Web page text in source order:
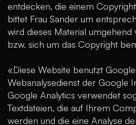
entdecken, die einem
bittet Frau Sander um
wird dieses Material
bzw. sich um das Copyright
«Diese Website benutzt
Webanalysedienst der Google
Google Analytics verwendet
Textdateien, die auf Ihrem
werden und die eine Analyse